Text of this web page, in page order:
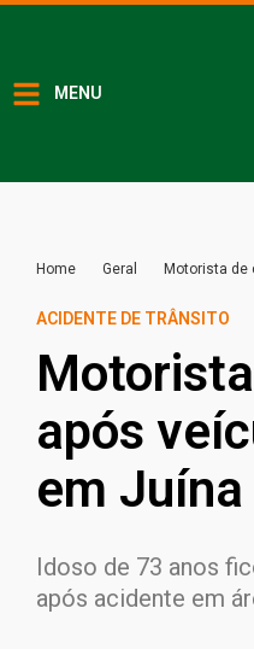
MENU
Home Geral Motorista de
ACIDENTE DE TRÂNSITO
após
em Juína
Idoso de 73 anos
após acidente em